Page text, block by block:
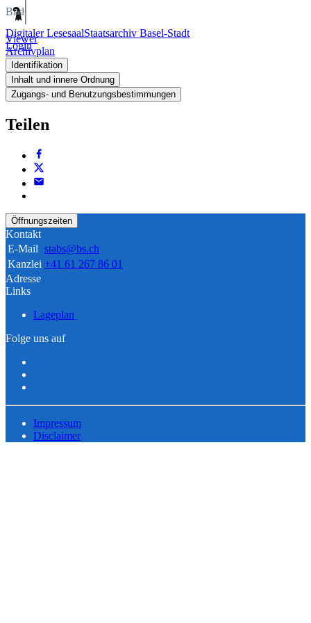
Digitaler LesesaalStaatsarchiv Basel-Stadt
Login
Bild
Viewer
Archivplan
Identifikation
Inhalt und innere Ordnung
Zugangs- und Benutzungsbestimmungen
Teilen
Öffnungszeiten
Kontakt
E-Mail stabs@bs.ch
Kanzlei +41 61 267 86 01
Adresse
Links
Lageplan
Folge uns auf
Impressum
Disclaimer